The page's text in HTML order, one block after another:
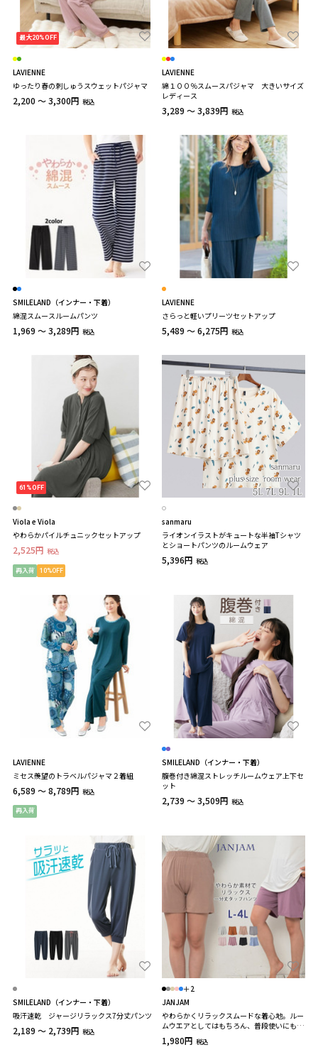
最大20%OFF
LAVIENNE
ゆったり春の刺しゅうスウェットパジャマ
2,200 ～ 3,300円 税込
LAVIENNE
綿１００％スムースパジャマ 大きいサイズ
レディース
3,289 ～ 3,839円 税込
SMILELAND（インナー・下着）
綿混スムースルームパンツ
1,969 ～ 3,289円 税込
LAVIENNE
さらっと軽いプリーツセットアップ
5,489 ～ 6,275円 税込
61%OFF
Viola e Viola
やわらかパイルチュニックセットアップ
2,525円 税込
再入荷 10%OFF
sanmaru
ライオンイラストがキュートな半袖Tシャツ
とショートパンツのルームウェア
5,396円 税込
LAVIENNE
ミセス羨望のトラベルパジャマ２着組
6,589 ～ 8,789円 税込
再入荷
SMILELAND（インナー・下着）
腹巻付き綿混ストレッチルームウェア上下セ
ット
2,739 ～ 3,509円 税込
SMILELAND（インナー・下着）
吸汗速乾 ジャージリラックス7分丈パンツ
2,189 ～ 2,739円 税込
＋2
JANJAM
やわらかくリラックスムードな着心地。ルー
ムウエアとしてはもちろん、普段使いにも最
適なショート丈タップパンツ 大きいサイズ
レディース
1,980円 税込